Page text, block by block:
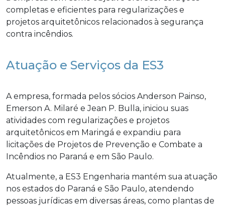
completas e eficientes para regularizações e
projetos arquitetônicos relacionados à segurança
contra incêndios.
Atuação e Serviços da ES3
A empresa, formada pelos sócios Anderson Painso,
Emerson A. Milaré e Jean P. Bulla, iniciou suas
atividades com regularizações e projetos
arquitetônicos em Maringá e expandiu para
licitações de Projetos de Prevenção e Combate a
Incêndios no Paraná e em São Paulo.
Atualmente, a ES3 Engenharia mantém sua atuação
nos estados do Paraná e São Paulo, atendendo
pessoas jurídicas em diversas áreas, como plantas de